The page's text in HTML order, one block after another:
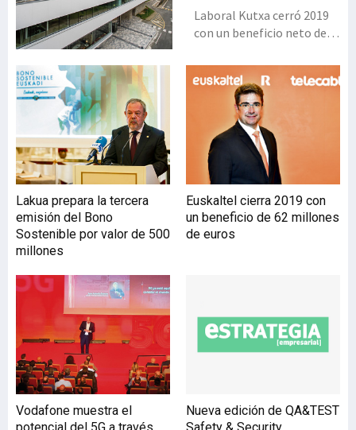
Laboral Kutxa cerró 2019
con un beneficio neto de
que supone un incremento
del 3,02% respecto al
ejercicio anterior. Este
positivo resultado es
fruto, en buena medida, de
una mayor actividad
comercial de la entidad. Su
crediticia alcanzó los
13.826 millones de euros,
un 4,8% superior al de
millones de euros, un
3,02% más que el año
anterior, gracias, entre
destacan sus
Lakua prepara la tercera
emisión del Bono
Sostenible por valor de 500
millones
Euskaltel cierra 2019 con
un beneficio de 62 millones
de euros
Vodafone muestra el
Nueva edición de QA&TEST